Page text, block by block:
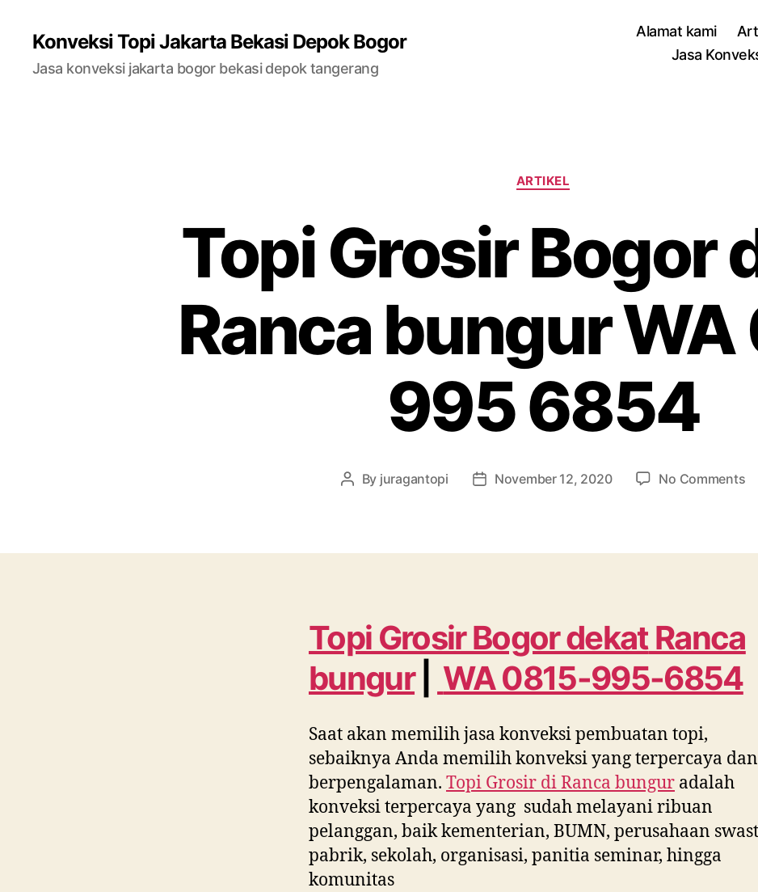
Konveksi Topi Jakarta Bekasi Depok Bogor
Jasa konveksi jakarta bogor bekasi depok tangerang
Alamat kami
Jasa
Categories
ARTIKEL
Topi Grosir Bogor
Ranca bungur WA
995 6854
Post
By juragantopi
PostNovember 12, 2020 No Commentson
Topi Grosir Bogor dekatRanca
bungur| WA 0815-995-6854
Saat akan memilih jasa konveksi pembuatan topi,
sebaiknya Anda memilih konveksi yang terpercaya dan
berpengalaman. Topi Grosir diRanca bungur adalah
konveksi terpercaya yang sudah melayani ribuan
pelanggan, baik kementerian, BUMN, perusahaan
pabrik, sekolah, organisasi, panitia seminar, hingga
komunitas